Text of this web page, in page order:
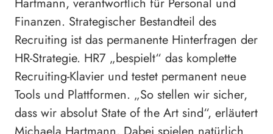
Finanzen. Strategischer Bestandteil des
Recruiting ist das permanente Hinterfragen der
HR-Strategie. HR7 „bespielt“ das komplette
Recruiting-Klavier und testet permanent neue
Tools und Plattformen. „So stellen wir sicher,
dass wir absolut State of the Art sind“, erläutert